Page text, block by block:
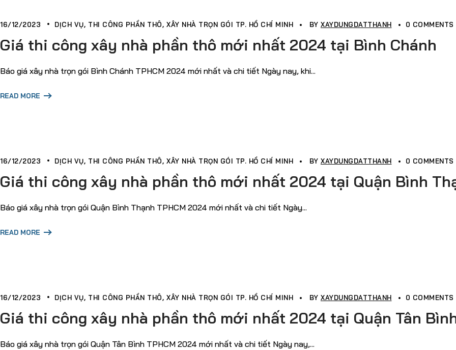
16/12/2023 DỊCH VỤ THI CÔNG PHẦN THÔ XÂY NHÀ TRỌN GÓI TP. HỒ CHÍ MINH BY XAYDUNGDATTHANH 0 COMMENTS
Giá thi công xây nhà phần thô mới nhất 2024 tại Bình Chánh
Báo giá xây nhà trọn gói Bình Chánh TPHCM 2024 mới nhất và chi tiết Ngày nay, khi...
READ MORE
16/12/2023 DỊCH VỤ THI CÔNG PHẦN THÔ XÂY NHÀ TRỌN GÓI TP. HỒ CHÍ MINH BY XAYDUNGDATTHANH 0 COMMENTS
Giá thi công xây nhà phần thô mới nhất 2024 tại Quận Bình
Báo giá xây nhà trọn gói Quận Bình Thạnh TPHCM 2024 mới nhất và chi tiết Ngày...
READ MORE
16/12/2023 DỊCH VỤ THI CÔNG PHẦN THÔ XÂY NHÀ TRỌN GÓI TP. HỒ CHÍ MINH BY XAYDUNGDATTHANH 0 COMMENTS
Giá thi công xây nhà phần thô mới nhất 2024 tại Quận Tân
Báo giá xây nhà trọn gói Quận Tân Bình TPHCM 2024 mới nhất và chi tiết Ngày nay,...